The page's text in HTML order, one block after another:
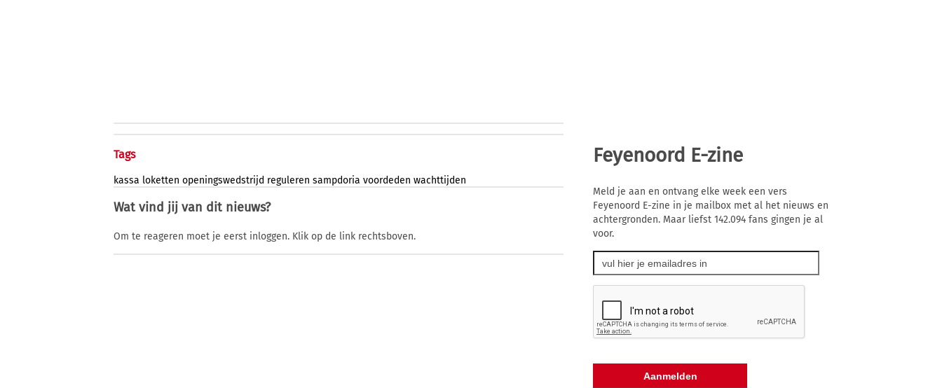
Tags
kassa loketten openingswedstrijd reguleren sampdoria voordeden wachttijden
Wat vind jij van dit nieuws?
Om te reageren moet je eerst inloggen. Klik op de link rechtsboven.
Feyenoord E-zine
Meld je aan en ontvang elke week een vers
Feyenoord E-zine in je mailbox met al het nieuws en
achtergronden. Maar liefst 142.094 fans gingen je al
voor.